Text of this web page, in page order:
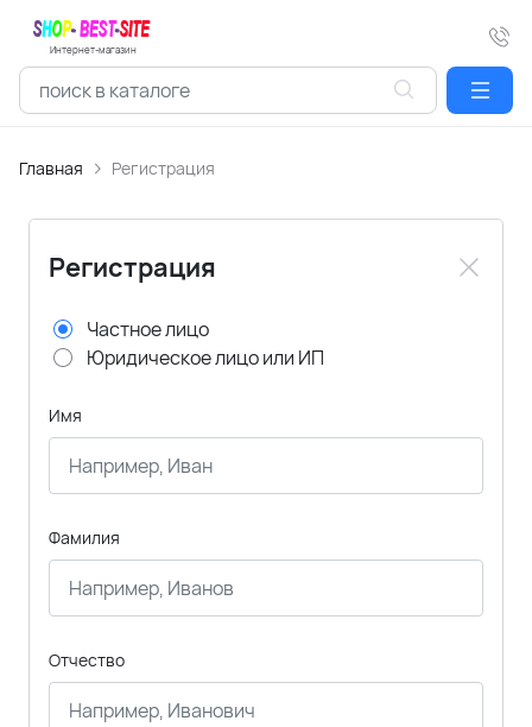
Интернет-магазин
Главная Регистрация
Регистрация
Частное лицо
Юридическое лицо или ИП
Имя
Фамилия
Отчество